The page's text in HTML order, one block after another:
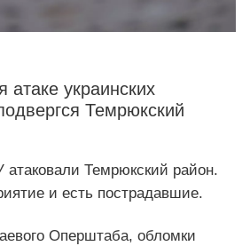
атаке украинских
Темрюкский
Темрюкский район.
и есть пострадавшие.
Оперштаба, обломки